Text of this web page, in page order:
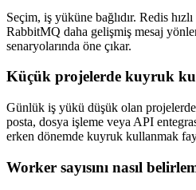
Seçim, iş yüküne bağlıdır. Redis
RabbitMQ daha gelişmiş mesaj
senaryolarında öne çıkar.
Küçük projelerde kuyruk
Günlük iş yükü düşük olan
posta, dosya işleme veya API
erken dönemde kuyruk kullanmak
Worker sayısını nasıl